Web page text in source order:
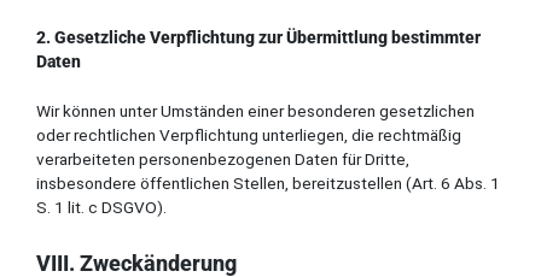
2. Gesetzliche Verpflichtung zur Übermittlung bestimmter
Daten
Wir können unter Umständen einer besonderen gesetzlichen
oder rechtlichen Verpflichtung unterliegen, die rechtmäßig
verarbeiteten personenbezogenen Daten für Dritte,
insbesondere öffentlichen Stellen, bereitzustellen (Art. 6 Abs. 1
S. 1 lit. c DSGVO).
VIII. Zweckänderung